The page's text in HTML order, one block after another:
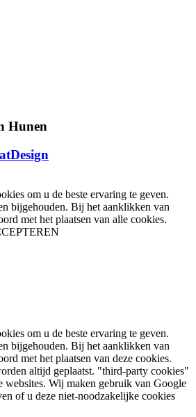
Hunen
om u de beste ervaring te geven.
bijgehouden. Bij het aanklikken van
met het plaatsen van alle cookies.
om u de beste ervaring te geven.
bijgehouden. Bij het aanklikken van
met het plaatsen van deze cookies.
altijd geplaatst. "third-party cookies"
websites. Wij maken gebruik van Google
of u deze niet-noodzakelijke cookies